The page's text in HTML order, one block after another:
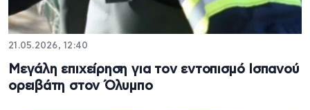
21.05.2026, 12:40
Μεγάλη επιχείρηση για τον εντοπισμό Ισπανού
ορειβάτη στον Όλυμπο